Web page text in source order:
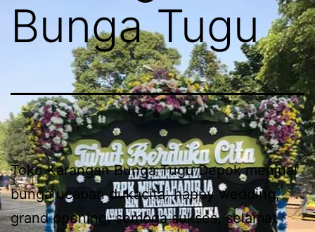
Bunga Tugu
Toko Karangan Bunga Tugu Depok menjual
bunga ucapan dukacita, happy wedding,
grand opening, semoga sukses, selamat